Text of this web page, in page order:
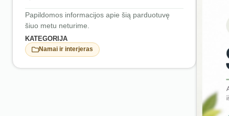
Papildomos informacijos apie šią parduotuvę
šiuo metu neturime.
KATEGORIJA
Namai ir interjeras